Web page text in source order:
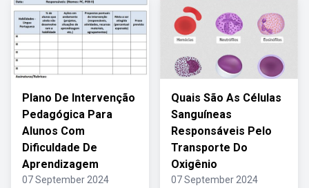
Plano De Intervenção
Pedagógica Para
Alunos Com
Dificuldade De
Aprendizagem
07 September 2024
Quais São As Células
Sanguíneas
Responsáveis Pelo
Transporte Do
Oxigênio
07 September 2024